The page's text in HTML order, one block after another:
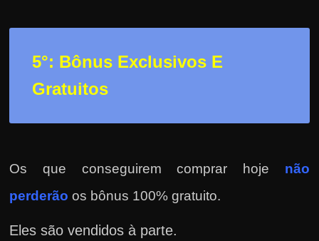
5°: Bônus Exclusivos E
Gratuitos
Os que conseguirem comprar hoje não
perderão os bônus 100% gratuito.
Eles são vendidos à parte.